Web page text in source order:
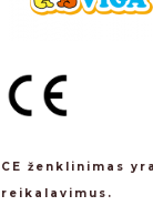
CE ženklinimas
reikalavimus.